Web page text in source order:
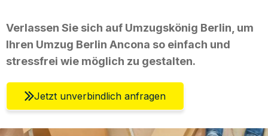
Verlassen Sie sich auf Umzugskönig Berlin, um
Ihren Umzug Berlin Ancona so einfach und
stressfrei wie möglich zu gestalten.
Jetzt unverbindlich anfragen